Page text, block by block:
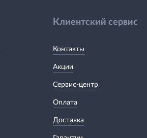
Клиентский сервис
Контакты
Акции
Сервис-центр
Оплата
Доставка